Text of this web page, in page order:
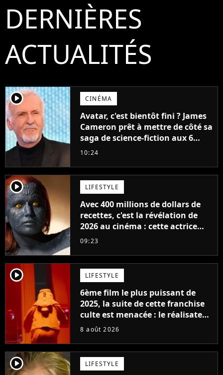
DERNIÈRES
ACTUALITÉS
player2 CINÉMA
Avatar, c'est bientôt fini ? James
Cameron prêt à mettre de côté sa
saga de science-fiction aux 6
milliards de recettes
10:24
player2 LIFESTYLE
Avec 400 millions de dollars de
recettes, c'est la révélation de
2026 au cinéma : cette actrice
adorée prête à remplacer
09:23
player2 LIFESTYLE
6ème film le plus puissant de
2025, la suite de cette franchise
culte est menacée : le réalisateur
claque la porte pour "différends
8 août 2026
player2 LIFESTYLE